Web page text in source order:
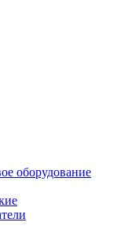
оборудование